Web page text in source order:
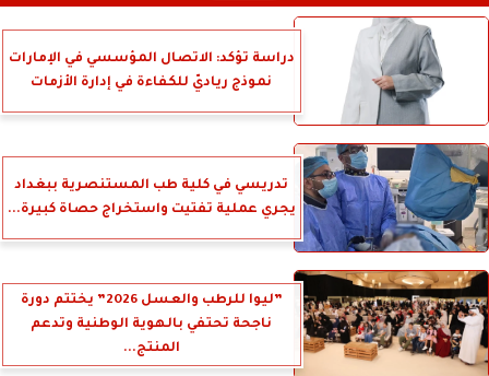
دراسة تؤكد: الاتصال المؤسسي في الإمارات
نموذج رياديّ للكفاءة في إدارة الأزمات
تدريسي في كلية طب المستنصرية ببغداد
يجري عملية تفتيت واستخراج حصاة كبيرة...
”ليوا للرطب والعسل 2026” يختتم دورة
ناجحة تحتفي بالهوية الوطنية وتدعم
المنتج...